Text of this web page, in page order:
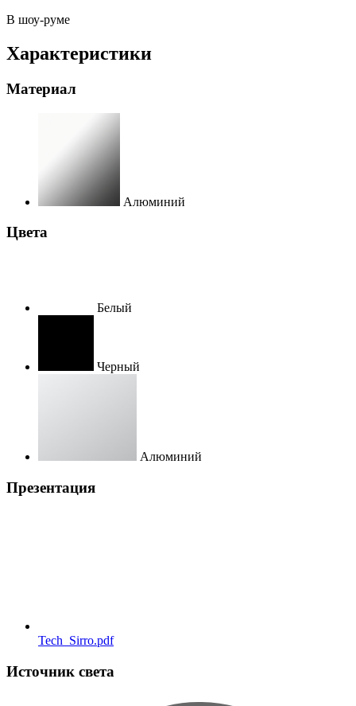
В шоу-руме
Характеристики
Материал
Алюминий
Цвета
Белый
Черный
Алюминий
Презентация
Tech_Sirro.pdf
Источник света